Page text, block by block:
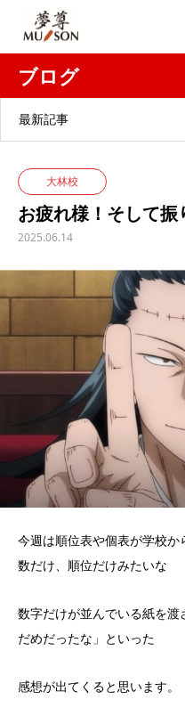
ブログ
最新記事
大林校
お疲れ様！そして振
2025.06.14
今週は順位表や個表が学校
数だけ、順位だけみたいな
数字だけが並んでいる紙を
だめだったな」といった
感想が出てくると思います。